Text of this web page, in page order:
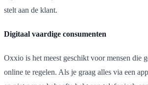
stelt aan de klant.
Digitaal vaardige consumenten
Oxxio is het meest geschikt voor mensen die
online te regelen. Als je graag alles via een